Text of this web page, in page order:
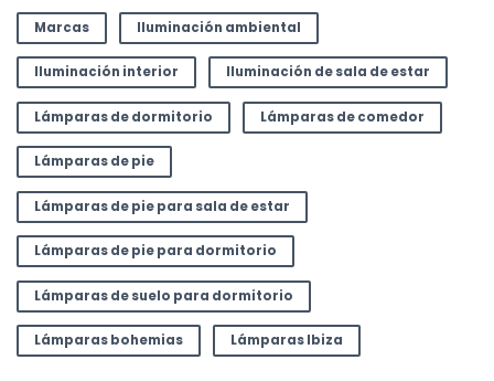
Marcas Iluminación ambiental
Iluminación interior Iluminación de sala de estar
Lámparas de dormitorio Lámparas de comedor
Lámparas de pie
Lámparas de pie para sala de estar
Lámparas de pie para dormitorio
Lámparas de suelo para dormitorio
Lámparas bohemias Lámparas Ibiza